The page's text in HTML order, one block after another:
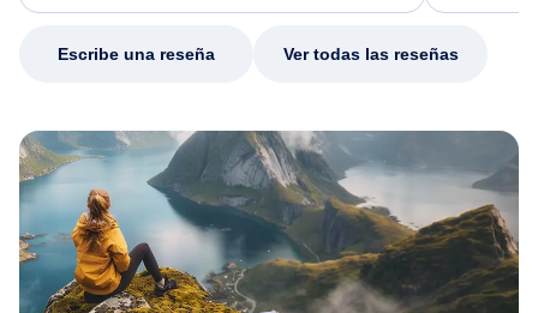
my issue.
Escribe una reseña Ver todas las reseñas